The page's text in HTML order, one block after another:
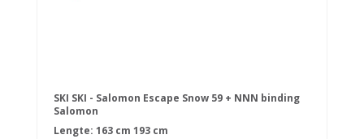
SKI SKI - Salomon Escape Snow 59 + NNN binding
Salomon
Lengte: 163 cm 193 cm